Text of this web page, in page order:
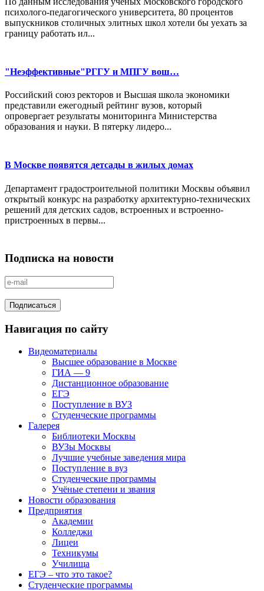
психолого-педагогического университета, 80 процентов
выпускников столичных элитных школ хотели бы уехать за
границу работать ил...
"Неэффективные"РГГУ и МПГУ вош…
Российский союз ректоров и Высшая школа экономики
представили ежегодный рейтинг вузов, который
опровергает результаты мониторинга Министерства
образования и науки. В пятерку лидеро...
В Москве появятся детсады в жилых домах
Департамент градостроительной политики Москвы объявил
открытый конкурс на разработку архитектурно-технических
решений для детских садов, встроенных и встроенно-
пристроенных в первы...
Подписка на новости
Навигация по сайту
Видеоматериалы
Высшее образование в Москве
ГИА — 9
Дистанционное образование
ЕГЭ
Поступление в ВУЗ
Студенческие программы
Галерея
Библиотеки Москвы
ВУЗы Москвы
Лучшие учебные заведения мира
Поступление в вуз
Студенческие программы
Учёные степени и звания
Новости образования
Предприятия
Академии
Колледжи
Лицеи
Техникумы
Училища
ЕГЭ – что это такое?
Студенческие программы